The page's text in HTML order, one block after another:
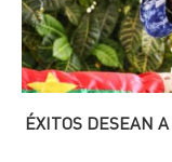
ÉXITOS DESEAN